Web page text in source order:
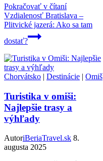
Pokračovať v čítaní
Vzdialenosť Bratislava –
Plitvické jazerá: Ako sa tam
dostať?
Chorvátsko | Destinácie | Omiš
Turistika v omiši:
Najlepšie trasy a
výhľady
AutoriBeriaTravel.sk 8.
augusta 2025